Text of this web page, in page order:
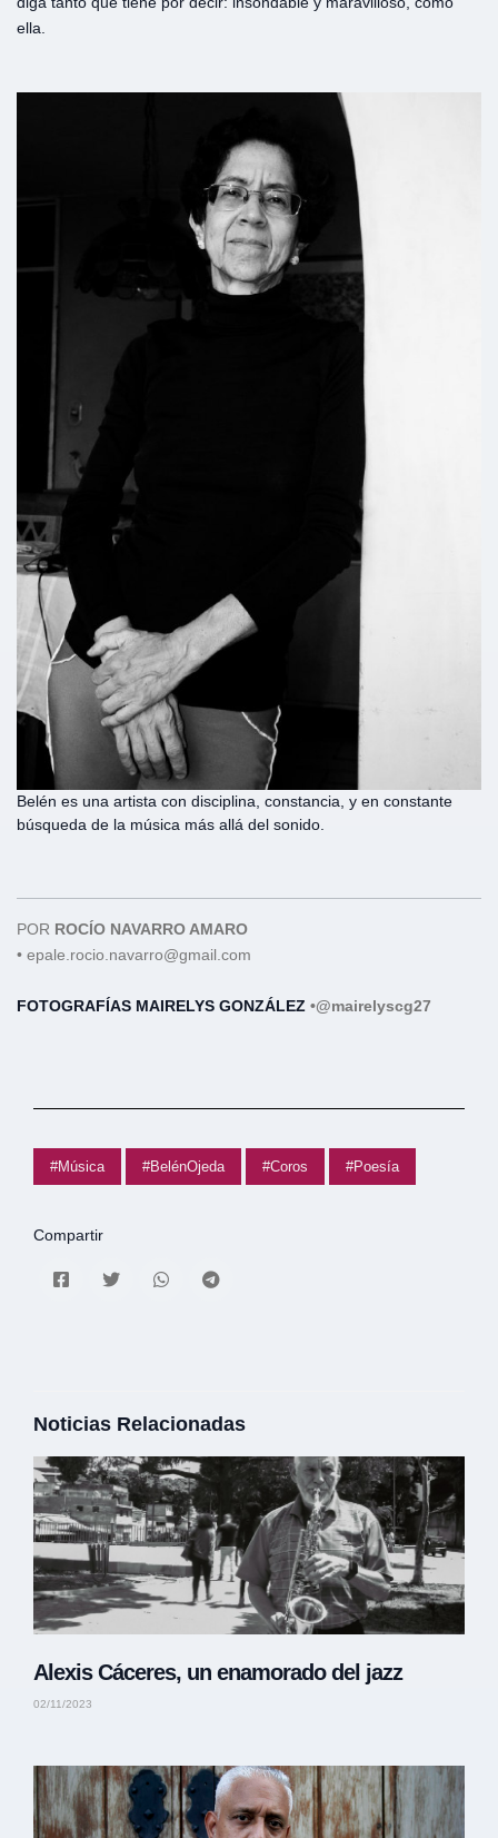
ella.
Belén es una artista con disciplina, constancia, y en constante
búsqueda de la música más allá del sonido.
POR ROCÍO NAVARRO AMARO
• epale.rocio.navarro@gmail.com
FOTOGRAFÍAS MAIRELYS GONZÁLEZ •@mairelyscg27
#Música #BelénOjeda #Coros #Poesía
Compartir
Noticias Relacionadas
Alexis Cáceres, un enamorado del jazz
02/11/2023